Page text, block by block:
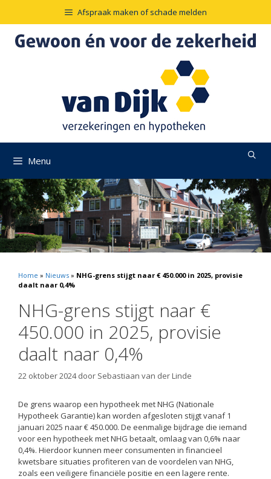
de
inhoud
Afspraak maken of schade melden
Menu
Home » Nieuws » NHG-grens stijgt naar € 450.000 in 2025, provisie
daalt naar 0,4%
NHG-grens stijgt naar €
450.000 in 2025, provisie
daalt naar 0,4%
22 oktober 2024 door Sebastiaan van der Linde
De grens waarop een hypotheek met NHG (Nationale
Hypotheek Garantie) kan worden afgesloten stijgt vanaf 1
januari 2025 naar € 450.000. De eenmalige bijdrage die iemand
voor een hypotheek met NHG betaalt, omlaag van 0,6% naar
0,4%. Hierdoor kunnen meer consumenten in financieel
kwetsbare situaties profiteren van de voordelen van NHG,
zoals een veiligere financiële positie en een lagere rente.